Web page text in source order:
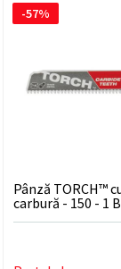
Pânză TORCH™
carbură - 150 - 1
-57%